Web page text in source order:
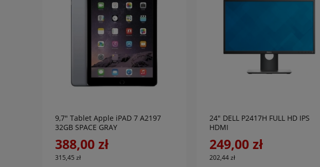
9,7" Tablet Apple iPAD 7 A2197
32GB SPACE GRAY
388,00 zł
315,45 zł
do koszyka
24" DELL P2417H FULL HD IPS
HDMI
249,00 zł
202,44 zł
do koszyka